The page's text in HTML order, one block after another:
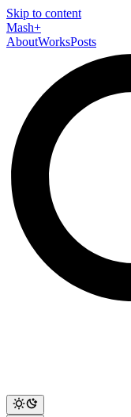
Skip to content
Mash+
AboutWorksPosts